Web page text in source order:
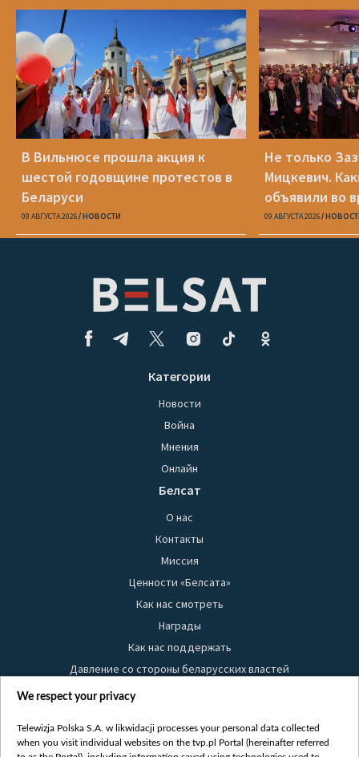
В Вильнюсе прошла акция к
шестой годовщине протестов в
Беларуси
09 АВГУСТА 2026 НОВОСТИ
Не только
Мицкевич.
объявили во
Беларуси»
09 АВГУСТА 2026
Категории
Новости
Война
Мнения
Онлайн
Белсат
О нас
Контакты
Миссия
Ценности «Белсата»
Как нас смотреть
Награды
Как нас поддержать
Давление со стороны беларусских властей
Правила использования материалов
Безопасность
We respect your privacy
Telewizja Polska S.A. w likwidacji processes your personal data collected
when you visit individual websites on the tvp.pl Portal (hereinafter referred